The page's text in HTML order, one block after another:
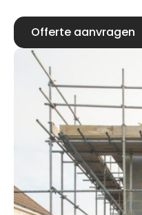
Offerte aanvragen